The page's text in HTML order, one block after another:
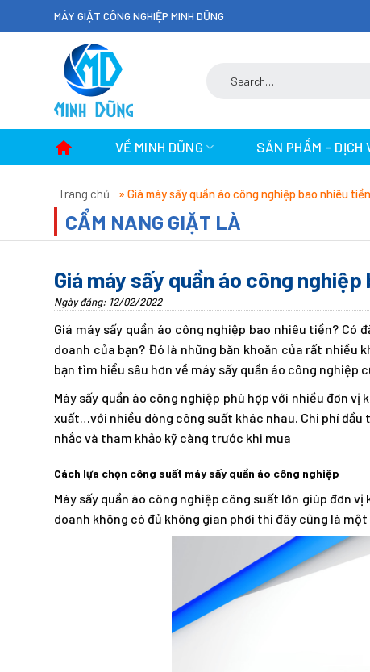
to
MÁY GIẶT CÔNG NGHIỆP MINH DŨNG
VỀ MINH DŨNG SẢN PHẨM – DỊCH
Trang chủ » Giá máy sấy quần áo công nghiệp bao nhiêu
CẨM NANG GIẶT LÀ
Giá máy sấy quần áo công
Ngày đăng: 12/02/2022
Giá máy sấy quần áo công nghiệp bao nhiêu tiền? Có
doanh của bạn? Đó là những băn khoăn của rất nhiều
bạn tìm hiểu sâu hơn về máy sấy quần áo công
Máy sấy quần áo công nghiệp phù hợp với nhiều đơn
xuất…với nhiều dòng công suất khác nhau. Chi phí đầu
nhắc và tham khảo kỹ càng trước khi mua
Cách lựa chọn công suất máy sấy quần áo công nghiệp
Máy sấy quần áo công nghiệp công suất lớn giúp đơn
doanh không có đủ không gian phơi thì đây cũng là